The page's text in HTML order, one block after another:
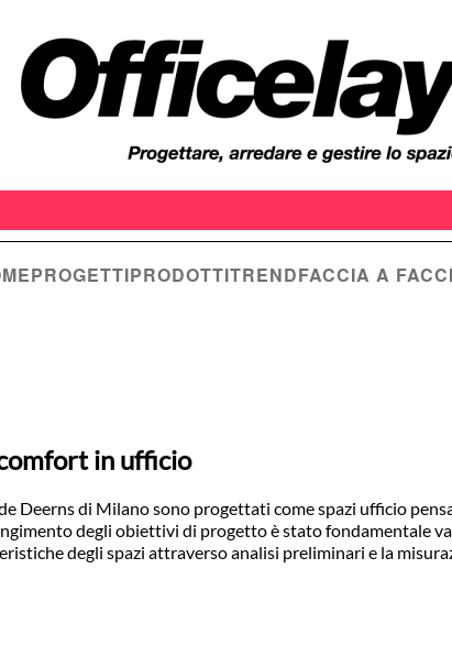
PROGETTIPRODOTTITRENDFACCIA A
in ufficio
Deerns di Milano sono progettati come spazi ufficio
degli obiettivi di progetto è stato fondamentale
degli spazi attraverso analisi preliminari e la